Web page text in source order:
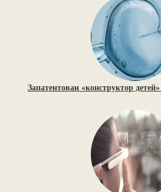
Запатентован «конструктор